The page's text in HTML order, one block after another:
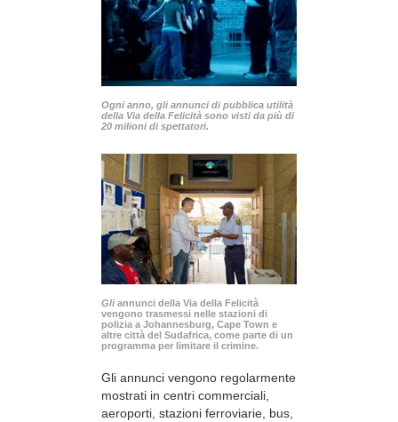
Ogni anno, gli annunci di pubblica utilità
della Via della Felicità sono visti da più di
20 milioni di spettatori.
Gli annunci della Via della Felicità
vengono trasmessi nelle stazioni di
polizia a Johannesburg, Cape Town e
altre città del Sudafrica, come parte di un
programma per limitare il crimine.
Gli annunci vengono regolarmente
mostrati in centri commerciali,
aeroporti, stazioni ferroviarie, bus,